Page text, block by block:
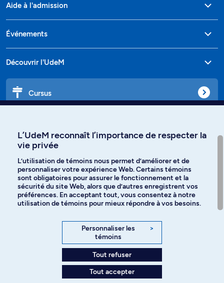
Aide à l'admission
Événements
Découvrir l'UdeM
Cursus
Langues
Facebook Instagram
YouTube
Politique de confidentialité
L’UdeM reconnaît l’importance de respecter la
vie privée
L’utilisation de témoins nous permet d’améliorer et de
personnaliser votre expérience Web. Certains témoins
sont obligatoires pour assurer le fonctionnement et la
sécurité du site Web, alors que d’autres enregistrent vos
préférences. En acceptant tout, vous consentez à notre
utilisation de témoins pour mieux répondre à vos besoins.
Personnaliser les
témoins
>
Tout refuser
Tout accepter